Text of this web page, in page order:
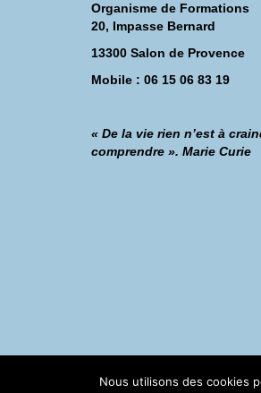
Organisme de Formations
20, Impasse Bernard
13300 Salon de Provence
Mobile : 06 15 06 83 19
« De la vie rien n’est à
comprendre ». Marie Curie
©Catherine Montillot
Nous utilisons des cookies